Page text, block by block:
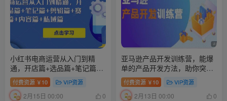
小红书电商运营从入门到精
通，开店篇+选品篇+笔记篇
+剪辑篇+赛道篇+内容篇+私域
篇付费资源 ￥ 10 VIP资源
2月15日 00:00 0
亚马逊产品开发训练营，能爆
单的产品开发方法，助你突出
重围
付费资源 ￥ 10 VIP资源
2月13日 00:00 0